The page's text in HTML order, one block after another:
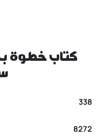
كتاب خطوة
338
8272